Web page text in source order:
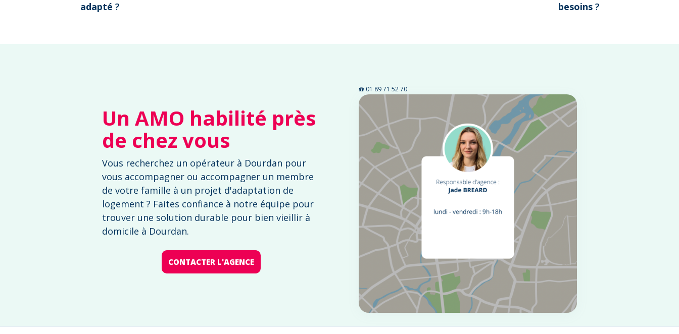
adapté ?
besoins ?
Un AMO habilité près
de chez vous
Vous recherchez un opérateur à Dourdan pour
vous accompagner ou accompagner un membre
de votre famille à un projet d'adaptation de
logement ? Faites confiance à notre équipe pour
trouver une solution durable pour bien vieillir à
domicile à Dourdan.
CONTACTER L'AGENCE
☎️ 01 89 71 52 70